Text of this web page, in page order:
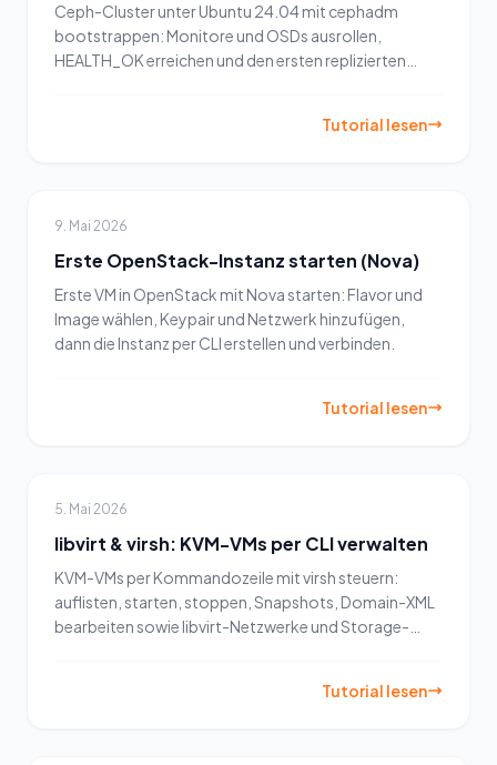
Ceph-Cluster unter Ubuntu 24.04 mit cephadm
bootstrappen: Monitore und OSDs ausrollen,
HEALTH_OK erreichen und den ersten replizierten
Tutorial lesen
9. Mai 2026
Erste OpenStack-Instanz starten (Nova)
Erste VM in OpenStack mit Nova starten: Flavor und
Image wählen, Keypair und Netzwerk hinzufügen,
dann die Instanz per CLI erstellen und verbinden.
Tutorial lesen
5. Mai 2026
libvirt & virsh: KVM-VMs per CLI verwalten
KVM-VMs per Kommandozeile mit virsh steuern:
auflisten, starten, stoppen, Snapshots, Domain-XML
bearbeiten sowie libvirt-Netzwerke und Storage-
Tutorial lesen